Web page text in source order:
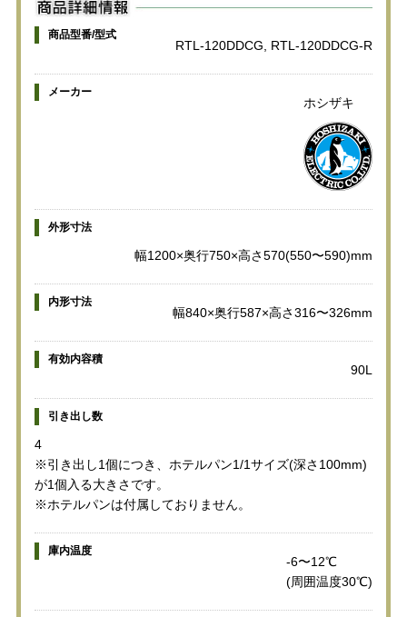
商品型番/型式
RTL-120DDCG, RTL-120DDCG-R
メーカー
ホシザキ
外形寸法
幅1200×奥行750×高さ570(550〜590)mm
内形寸法
幅840×奥行587×高さ316〜326mm
有効内容積
90L
引き出し数
4
※引き出し1個につき、ホテルパン1/1サイズ(深さ100mm)
が1個入る大きさです。
※ホテルパンは付属しておりません。
庫内温度
-6〜12℃
(周囲温度30℃)